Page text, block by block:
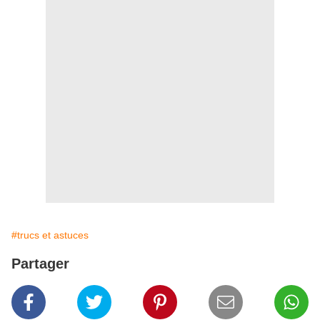
#trucs et astuces
Partager